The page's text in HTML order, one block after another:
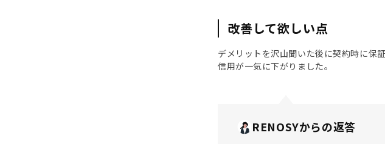
改善して欲しい点
デメリットを沢山聞いた後に契約時に保
信用が一気に下がりました。
RENOSYからの返答